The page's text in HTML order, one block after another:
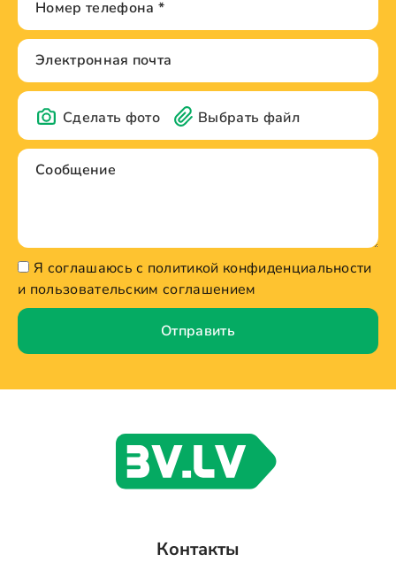
Сделать фото Выбрать файл
Я соглашаюсь с политикой конфиденциальности
и пользовательским соглашением
Отправить
Контакты